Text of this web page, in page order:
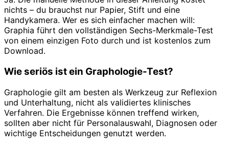
nichts – du brauchst nur Papier, Stift und eine
Handykamera. Wer es sich einfacher machen will:
Graphia führt den vollständigen Sechs-Merkmale-Test
von einem einzigen Foto durch und ist kostenlos zum
Download.
Wie seriös ist ein Graphologie-Test?
Graphologie gilt am besten als Werkzeug zur Reflexion
und Unterhaltung, nicht als validiertes klinisches
Verfahren. Die Ergebnisse können treffend wirken,
sollten aber nicht für Personalauswahl, Diagnosen oder
wichtige Entscheidungen genutzt werden.